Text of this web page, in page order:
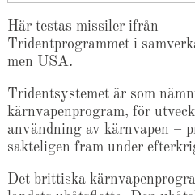
Här testas missiler ifrån
Tridentprogrammet i
men USA.
Tridentsystemet är som
kärnvapenprogram, för
användning av kärnvapen –
sakteligen fram under
Det brittiska